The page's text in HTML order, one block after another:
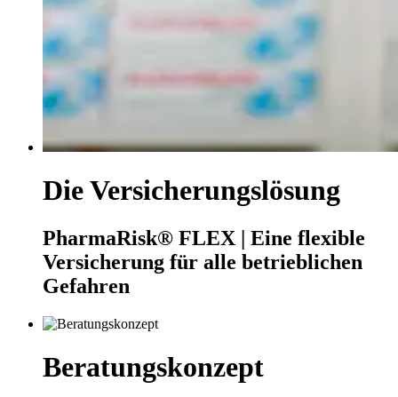
Die Versicherungslösung
PharmaRisk® FLEX | Eine flexible
Versicherung für alle betrieblichen
Gefahren
Beratungskonzept